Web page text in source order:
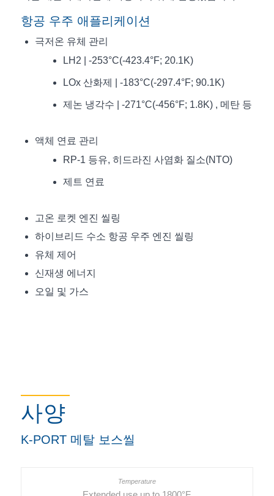
항공 우주 애플리케이션
극저온 유체 관리
LH2 | -253°C(-423.4°F; 20.1K)
LOx 산화제 | -183°C(-297.4°F; 90.1K)
제논 냉각수 | -271°C(-456°F; 1.8K) , 메탄 등
액체 연료 관리
RP-1 등유, 히드라진 사염화 질소(NTO)
제트 연료
고온 로켓 엔진 씰링
하이브리드 수소 항공 우주 엔진 씰링
유체 제어
신재생 에너지
오일 및 가스
사양
K-PORT 메탈 보스씰